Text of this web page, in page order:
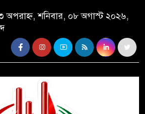
অপরাহ্ন, শনিবার, ০৮ অগাস্ট ২০২৬,